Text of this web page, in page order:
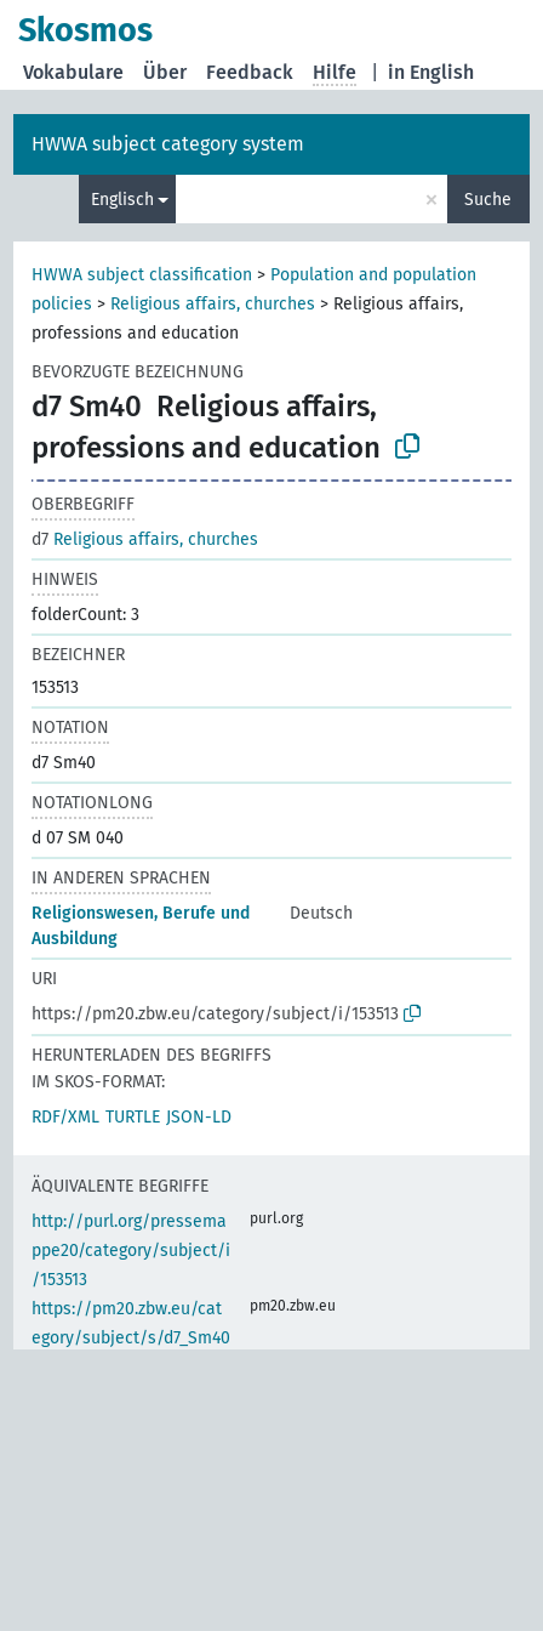
Skosmos
in English
Vokabulare Über Feedback Hilfe
HWWA subject category system
Englisch × Suche
HWWA subject classification > Population and population
policies > Religious affairs, churches > Religious affairs,
professions and education
BEVORZUGTE BEZEICHNUNG
d7 Sm40 Religious affairs,
professions and education
OBERBEGRIFF
d7 Religious affairs, churches
HINWEIS
folderCount: 3
BEZEICHNER
153513
NOTATION
d7 Sm40
NOTATIONLONG
d 07 SM 040
IN ANDEREN SPRACHEN
Religionswesen, Berufe und
Ausbildung
Deutsch
URI
https://pm20.zbw.eu/category/subject/i/153513
HERUNTERLADEN DES BEGRIFFS
IM SKOS-FORMAT:
RDF/XML TURTLE JSON-LD
ÄQUIVALENTE BEGRIFFE
http://purl.org/pressema
ppe20/category/subject/i
/153513
purl.org
https://pm20.zbw.eu/cat
egory/subject/s/d7_Sm40
pm20.zbw.eu